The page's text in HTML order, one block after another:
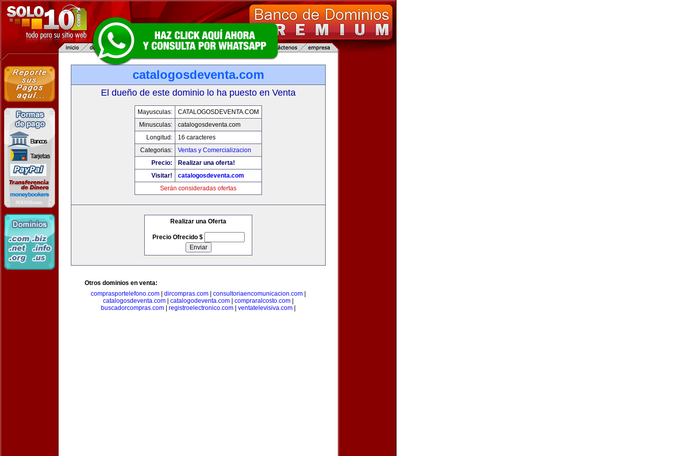
catalogosdeventa.com
El dueño de este dominio lo ha puesto en Venta
Mayusculas:
CATALOGOSDEVENTA.COM
Minusculas:
catalogosdeventa.com
Longitud:
16 caracteres
Categorias:
Ventas y Comercializacion
Precio:
Realizar una oferta!
Visitar!
catalogosdeventa.com
Serán consideradas ofertas
Realizar una Oferta
Precio Ofrecido $
Otros dominios en venta:
comprasportelefono.com
dircompras.com consultoriaencomunicacion.com
catalogosdeventa.com
catalogodeventa.com compraralcosto.com
buscadorcompras.com
registroelectronico.com ventatelevisiva.com